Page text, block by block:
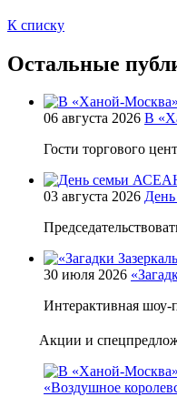
К списку
Остальные
06 августа 2026 В
Гости торгового
03 августа 2026
30 июля 2026
Интерактивная
Акции и